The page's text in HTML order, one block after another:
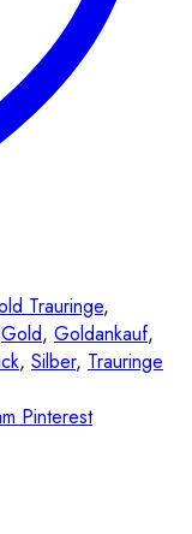
Trauringe,
Gold, Goldankauf,
, Silber, Trauringe
Pinterest